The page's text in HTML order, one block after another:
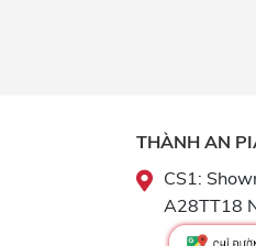
THÀNH AN
CS1:
A28TT18